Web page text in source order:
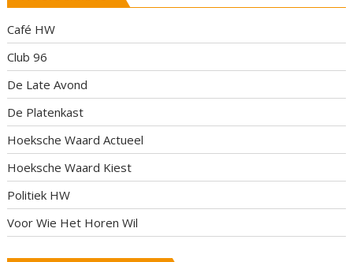
Café HW
Club 96
De Late Avond
De Platenkast
Hoeksche Waard Actueel
Hoeksche Waard Kiest
Politiek HW
Voor Wie Het Horen Wil